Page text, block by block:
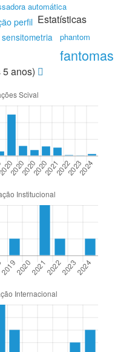
automática
perfil
sensitometria phantom
fantomas
Estatísticas
anos)